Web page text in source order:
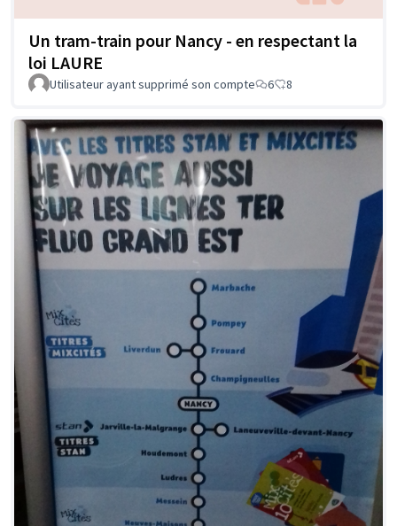
Un tram-train pour Nancy - en respectant la
loi LAURE
Utilisateur ayant supprimé son compte 6 8